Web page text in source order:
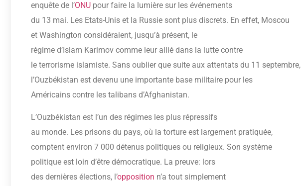
enquête de l’ONU pour faire la lumière sur les événements
du 13 mai. Les Etats-Unis et la Russie sont plus discrets. En effet, Moscou
et Washington considéraient, jusqu’à présent, le
régime d’Islam Karimov comme leur allié dans la lutte contre
le terrorisme islamiste. Sans oublier que suite aux attentats du 11 septembre,
l’Ouzbékistan est devenu une importante base militaire pour les
Américains contre les talibans d’Afghanistan.
L’Ouzbékistan est l’un des régimes les plus répressifs
au monde. Les prisons du pays, où la torture est largement pratiquée,
comptent environ 7 000 détenus politiques ou religieux. Son système
politique est loin d’être démocratique. La preuve: lors
des dernières élections, l’opposition n’a tout simplement